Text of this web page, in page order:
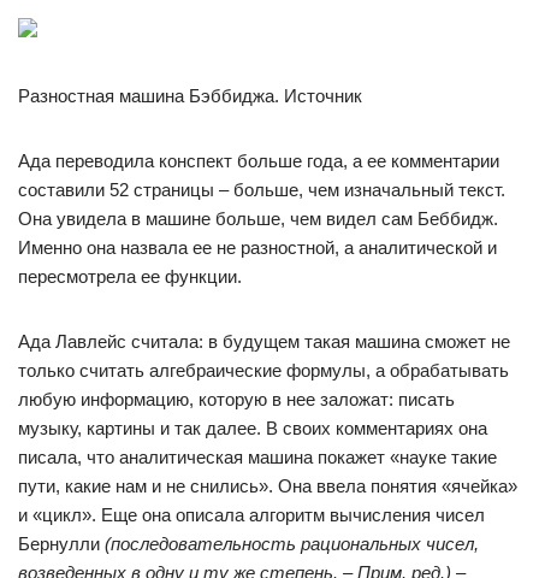
Разностная машина Бэббиджа. Источник
Ада переводила конспект больше года, а ее комментарии
составили 52 страницы – больше, чем изначальный текст.
Она увидела в машине больше, чем видел сам Беббидж.
Именно она назвала ее не разностной, а аналитической и
пересмотрела ее функции.
Ада Лавлейс считала: в будущем такая машина сможет не
только считать алгебраические формулы, а обрабатывать
любую информацию, которую в нее заложат: писать
музыку, картины и так далее. В своих комментариях она
писала, что аналитическая машина покажет «науке такие
пути, какие нам и не снились». Она ввела понятия «ячейка»
и «цикл». Еще она описала алгоритм вычисления чисел
Бернулли (последовательность рациональных чисел,
возведенных в одну и ту же степень. – Прим. ред.) –